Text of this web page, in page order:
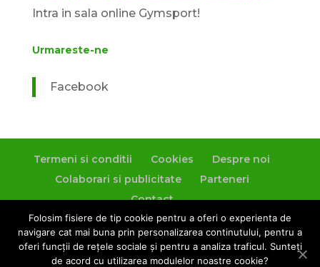
Intra in sala online Gymsport!
Urmareste-ne
Facebook
Termeni si conditii Cookies
Despre noi
Colaborari si publicitate
Parteneri
Contact
Folosim fisiere de tip cookie pentru a oferi o experienta de
navigare cat mai buna prin personalizarea continutului, pentru a
oferi funcții de rețele sociale și pentru a analiza traficul. Sunteți
de acord cu utilizarea modulelor noastre cookie?